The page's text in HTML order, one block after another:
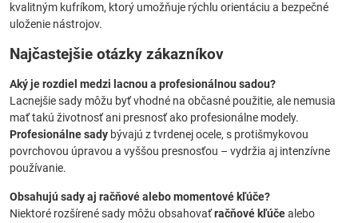
kvalitným kufríkom, ktorý umožňuje rýchlu orientáciu a bezpečné
uloženie nástrojov.
Najčastejšie otázky zákazníkov
Aký je rozdiel medzi lacnou a profesionálnou sadou?
Lacnejšie sady môžu byť vhodné na občasné použitie, ale nemusia
mať takú životnosť ani presnosť ako profesionálne modely.
Profesionálne sady bývajú z tvrdenej ocele, s protišmykovou
povrchovou úpravou a vyššou presnosťou – vydržia aj intenzívne
používanie.
Obsahujú sady aj račňové alebo momentové kľúče?
Niektoré rozšírené sady môžu obsahovaťračňové kľúčealebo